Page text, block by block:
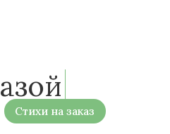
Стихи на заказ